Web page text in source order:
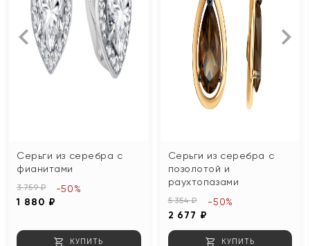
Серьги из серебра с
фианитами
3 759 ₽
1 880 ₽
-50%
КУПИТЬ
Серьги из серебра с
позолотой и
раухтопазами
5 354 ₽
2 677 ₽
-50%
КУПИТЬ